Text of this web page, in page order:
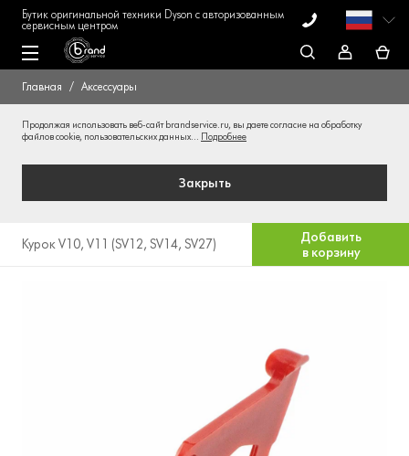
Бутик оригинальной техники Dyson с авторизованным
сервисным центром
Главная Аксессуары
Продолжая использовать веб-сайт brandservice.ru, вы даете согласие на обработку
файлов cookie, пользовательских данных... Подробнее
Закрыть
Курок V10, V11 (SV12, SV14, SV27)
Добавить
в корзину